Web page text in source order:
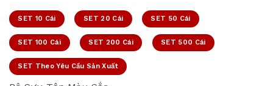
SET 10 Cái SET 20 Cái SET 50 Cái
SET 100 Cái SET 200 Cái SET 500 Cái
SET Theo Yêu Cầu Sản Xuất